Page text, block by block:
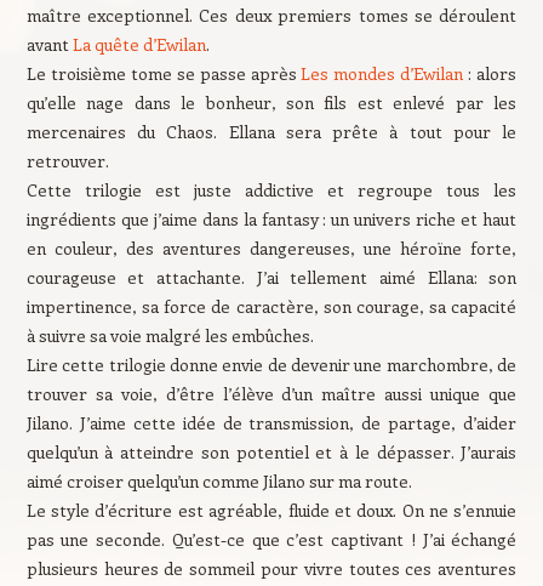
maître exceptionnel. Ces deux premiers tomes se déroulent
avantLa quête d’Ewilan.
Le troisième tome se passe aprèsLes mondes d’Ewilan : alors
qu’elle nage dans le bonheur, son fils est enlevé par les
mercenaires du Chaos. Ellana sera prête à tout pour le
retrouver.
Cette trilogie est juste addictive et regroupe tous les
ingrédients que j’aime dans la fantasy : un univers riche et haut
en couleur, des aventures dangereuses, une héroïne forte,
courageuse et attachante. J’ai tellement aimé Ellana: son
impertinence, sa force de caractère, son courage, sa capacité
à suivre sa voie malgré les embûches.
Lire cette trilogie donne envie de devenir une marchombre, de
trouver sa voie, d’être l’élève d’un maître aussi unique que
Jilano. J’aime cette idée de transmission, de partage, d’aider
quelqu’un à atteindre son potentiel et à le dépasser. J’aurais
aimé croiser quelqu’un comme Jilano sur ma route.
Le style d’écriture est agréable, fluide et doux. On ne s’ennuie
pas une seconde. Qu’est-ce que c’est captivant ! J’ai échangé
plusieurs heures de sommeil pour vivre toutes ces aventures